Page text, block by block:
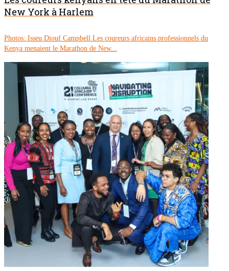
New York à Harlem
Photos: Isseu Diouf Campbell Les coureurs africains professionnels du
Kenya menaient le Marathon de New...